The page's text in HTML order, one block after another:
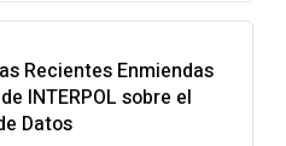
Recientes Enmiendas
INTERPOL sobre el
Datos